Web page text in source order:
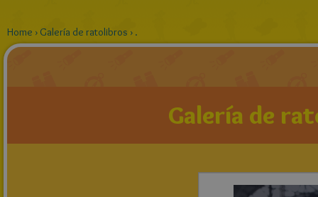
Home › Galería de ratolibros › .
Galería de